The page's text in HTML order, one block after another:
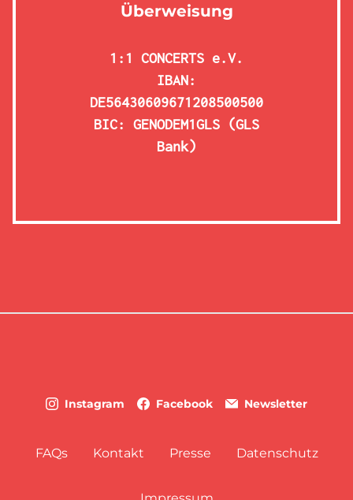
Überweisung
1:1 CONCERTS e.V.
IBAN:
DE56430609671208500500
BIC: GENODEM1GLS (GLS
Bank)
Instagram Facebook Newsletter
FAQs Kontakt Presse Datenschutz